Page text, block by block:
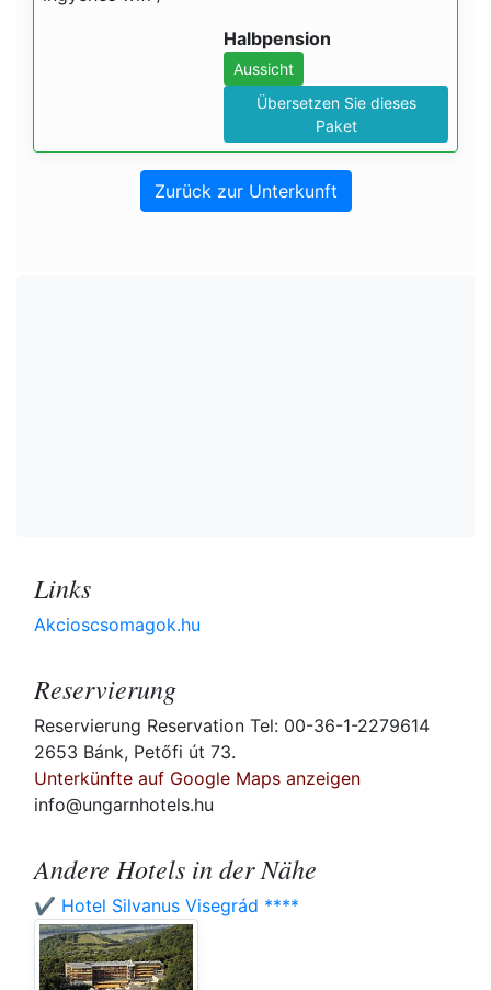
Halbpension
Aussicht
Übersetzen Sie dieses
Paket
Zurück zur Unterkunft
Links
Akcioscsomagok.hu
Reservierung
Reservierung Reservation Tel: 00-36-1-2279614
2653 Bánk, Petőfi út 73.
Unterkünfte auf Google Maps anzeigen
info@ungarnhotels.hu
Andere Hotels in der Nähe
✔️ Hotel Silvanus Visegrád ****